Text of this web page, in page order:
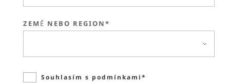
ZEMĚ NEBO REGION*
Souhlasím s podmínkami*